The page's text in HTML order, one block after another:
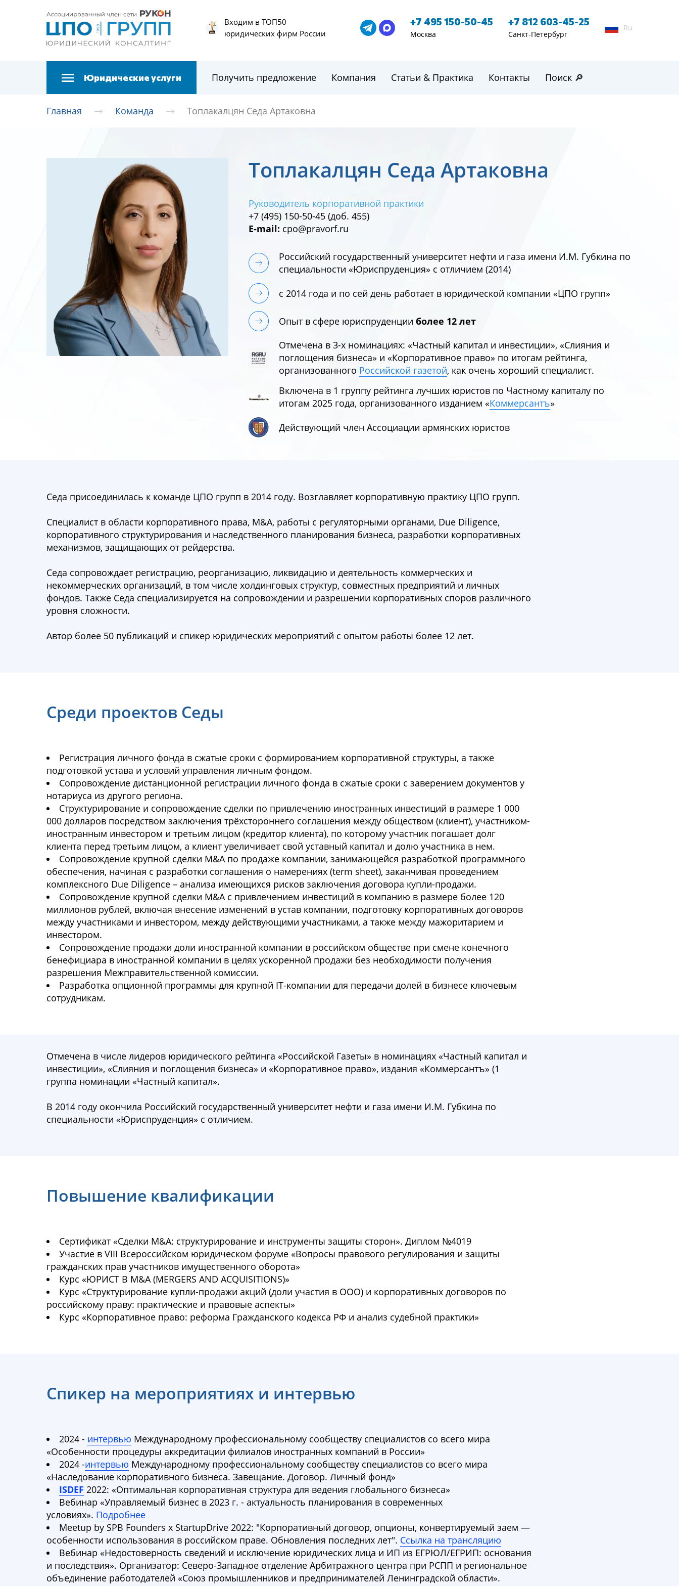
Входим в ТОП50
юридических фирм России
+7 495 150-50-45
Москва
+7 812 603-45-25
Санкт-Петербург
Ru
Юридические услуги Получить предложение Компания Статьи & Практика Контакты Поиск 🔎
Главная Команда Топлакалцян Седа Артаковна
Топлакалцян Седа Артаковна
Руководитель корпоративной практики
+7 (495) 150-50-45 (доб. 455)
E-mail: cpo@pravorf.ru
Российский государственный университет нефти и газа имени И.М. Губкина по
специальности «Юриспруденция» с отличием (2014)
с 2014 года и по сей день работает в юридической компании «ЦПО групп»
Опыт в сфере юриспруденции более 12 лет
Отмечена в 3-х номинациях: «Частный капитал и инвестиции», «Слияния и
поглощения бизнеса» и «Корпоративное право» по итогам рейтинга,
организованного Российской газетой, как очень хороший специалист.
Включена в 1 группу рейтинга лучших юристов по Частному капиталу по
итогам 2025 года, организованного изданием «Коммерсантъ»
Действующий член Ассоциации армянских юристов
Седа присоединилась к команде ЦПО групп в 2014 году. Возглавляет корпоративную практику ЦПО групп.
Специалист в области корпоративного права, M&A, работы с регуляторными органами, Due Diligence,
корпоративного структурирования и наследственного планирования бизнеса, разработки корпоративных
механизмов, защищающих от рейдерства.
Седа сопровождает регистрацию, реорганизацию, ликвидацию и деятельность коммерческих и
некоммерческих организаций, в том числе холдинговых структур, совместных предприятий и личных
фондов. Также Седа специализируется на сопровождении и разрешении корпоративных споров различного
уровня сложности.
Автор более 50 публикаций и спикер юридических мероприятий с опытом работы более 12 лет.
Среди проектов Седы
Регистрация личного фонда в сжатые сроки с формированием корпоративной структуры, а также
подготовкой устава и условий управления личным фондом.
Сопровождение дистанционной регистрации личного фонда в сжатые сроки с заверением документов у
нотариуса из другого региона.
Структурирование и сопровождение сделки по привлечению иностранных инвестиций в размере 1 000
000 долларов посредством заключения трёхстороннего соглашения между обществом (клиент), участником-
иностранным инвестором и третьим лицом (кредитор клиента), по которому участник погашает долг
клиента перед третьим лицом, а клиент увеличивает свой уставный капитал и долю участника в нем.
Сопровождение крупной сделки M&A по продаже компании, занимающейся разработкой программного
обеспечения, начиная с разработки соглашения о намерениях (term sheet), заканчивая проведением
комплексного Due Diligence – анализа имеющихся рисков заключения договора купли-продажи.
Сопровождение крупной сделки M&A с привлечением инвестиций в компанию в размере более 120
миллионов рублей, включая внесение изменений в устав компании, подготовку корпоративных договоров
между участниками и инвестором, между действующими участниками, а также между мажоритарием и
инвестором.
Сопровождение продажи доли иностранной компании в российском обществе при смене конечного
бенефициара в иностранной компании в целях ускоренной продажи без необходимости получения
разрешения Межправительственной комиссии.
Разработка опционной программы для крупной IT-компании для передачи долей в бизнесе ключевым
сотрудникам.
Отмечена в числе лидеров юридического рейтинга «Российской Газеты» в номинациях «Частный капитал и
инвестиции», «Слияния и поглощения бизнеса» и «Корпоративное право», издания «Коммерсантъ» (1
группа номинации «Частный капитал».
В 2014 году окончила Российский государственный университет нефти и газа имени И.М. Губкина по
специальности «Юриспруденция» с отличием.
Пoвышение квалификации
Сертификат «Сделки M&A: структурирование и инструменты защиты сторон». Диплом №4019
Участие в VIII Всероссийском юридическом форуме «Вопросы правового регулирования и защиты
гражданских прав участников имущественного оборота»
Курс «ЮРИСТ В М&А (MERGERS AND ACQUISITIONS)»
Курс «Структурирование купли-продажи акций (доли участия в ООО) и корпоративных договоров по
российскому праву: практические и правовые аспекты»
Курс «Корпоративное право: реформа Гражданского кодекса РФ и анализ судебной практики»
Спикер на мероприятиях и интервью
2024 - интервью Международному профессиональному сообществу специалистов со всего мира
«Особенности процедуры аккредитации филиалов иностранных компаний в России»
2024 -интервью Международному профессиональному сообществу специалистов со всего мира
«Наследование корпоративного бизнеса. Завещание. Договор. Личный фонд»
ISDEF 2022: «Оптимальная корпоративная структура для ведения глобального бизнеса»
Вебинар «Управляемый бизнес в 2023 г. - актуальность планирования в современных
условиях». Подробнее
Meetup by SPB Founders x StartupDrive 2022: "Корпоративный договор, опционы, конвертируемый заем —
особенности использования в российском праве. Обновления последних лет". Ссылка на трансляцию
Вебинар «Недостоверность сведений и исключение юридических лица и ИП из ЕГРЮЛ/ЕГРИП: основания
и последствия». Организатор: Северо-Западное отделение Арбитражного центра при РСПП и региональное
объединение работодателей «Союз промышленников и предпринимателей Ленинградской области».